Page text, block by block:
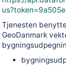
Tjenesten
GeoDanmark